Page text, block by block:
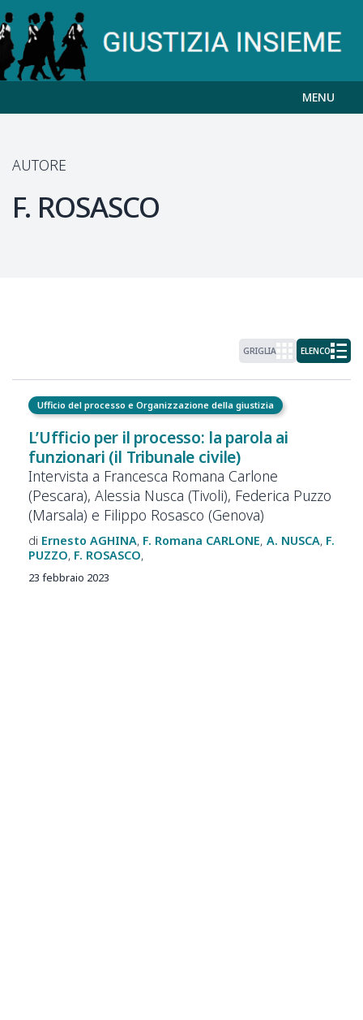
MENU
AUTORE
F. ROSASCO
GRIGLIA ELENCO
Ufficio del processo e Organizzazione della giustizia
L’Ufficio per il processo: la parola ai
funzionari (il Tribunale civile)
Intervista a Francesca Romana Carlone
(Pescara), Alessia Nusca (Tivoli), Federica Puzzo
(Marsala) e Filippo Rosasco (Genova)
Ernesto AGHINA F. Romana CARLONE A. NUSCA F.
PUZZO F. ROSASCO
23 febbraio 2023